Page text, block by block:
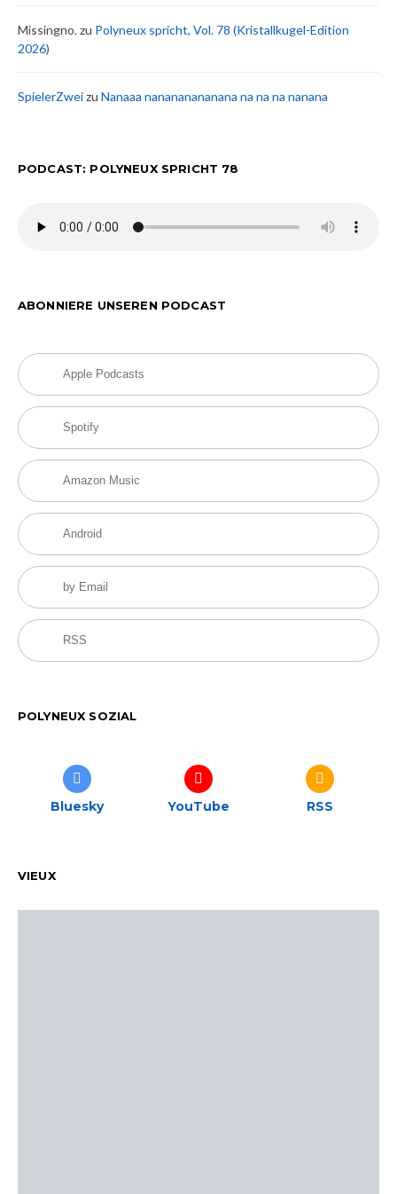
Missingno.zu Polyneux spricht, Vol. 78 (Kristallkugel-Edition
2026)
SpielerZweizu Nanaaa nanananananana na na na nanana
PODCAST: POLYNEUX SPRICHT 78
ABONNIERE UNSEREN PODCAST
Apple Podcasts
Spotify
Amazon Music
Android
by Email
RSS
POLYNEUX SOZIAL
Bluesky YouTube RSS
VIEUX